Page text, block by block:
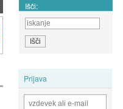
Išči:
Prijava